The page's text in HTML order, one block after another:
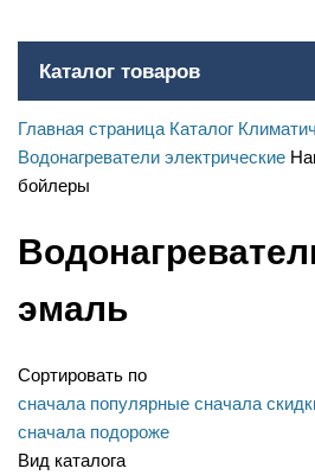
Каталог товаров
Главная страница Каталог
Водонагреватели электрические
бойлеры
эмаль
Сортировать по
сначала популярные сначала
сначала подороже
Вид каталога